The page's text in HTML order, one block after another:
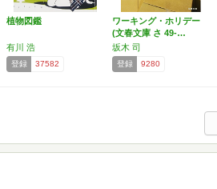
植物図鑑
有川 浩
登録 37582
ワーキング・ホリデー
(文春文庫 さ 49-…
坂木 司
登録 9280